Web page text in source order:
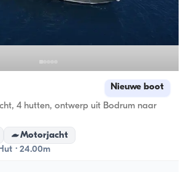
Nieuwe boot
4 hutten, ontwerp uit Bodrum naar
Motorjacht
· 24.00m